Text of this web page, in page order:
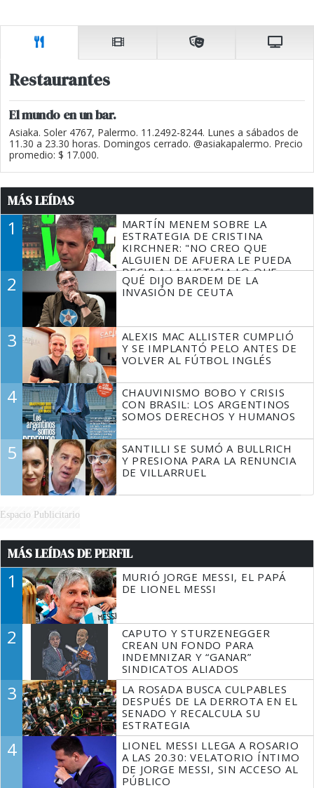
Restaurantes
El mundo en un bar.
Asiaka. Soler 4767, Palermo. 11.2492-8244. Lunes a sábados de
11.30 a 23.30 horas. Domingos cerrado. @asiakapalermo. Precio
promedio: $ 17.000.
MÁS LEÍDAS
1
MARTÍN MENEM SOBRE LA
ESTRATEGIA DE CRISTINA
KIRCHNER: "NO CREO QUE
ALGUIEN DE AFUERA LE PUEDA
DECIR A LA JUSTICIA LO QUE
TIENE QUE HACER"
2
QUÉ DIJO BARDEM DE LA
INVASIÓN DE CEUTA
3
ALEXIS MAC ALLISTER CUMPLIÓ
Y SE IMPLANTÓ PELO ANTES DE
VOLVER AL FÚTBOL INGLÉS
4
CHAUVINISMO BOBO Y CRISIS
CON BRASIL: LOS ARGENTINOS
SOMOS DERECHOS Y HUMANOS
5
SANTILLI SE SUMÓ A BULLRICH
Y PRESIONA PARA LA RENUNCIA
DE VILLARRUEL
Espacio Publicitario
MÁS LEÍDAS DE PERFIL
1
MURIÓ JORGE MESSI, EL PAPÁ
DE LIONEL MESSI
2
CAPUTO Y STURZENEGGER
CREAN UN FONDO PARA
INDEMNIZAR Y “GANAR”
SINDICATOS ALIADOS
3
LA ROSADA BUSCA CULPABLES
DESPUÉS DE LA DERROTA EN EL
SENADO Y RECALCULA SU
ESTRATEGIA
4
LIONEL MESSI LLEGA A ROSARIO
A LAS 20.30: VELATORIO ÍNTIMO
DE JORGE MESSI, SIN ACCESO AL
PÚBLICO